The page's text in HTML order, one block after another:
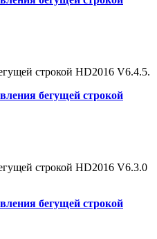
строкой HD2016 V6.4.5.
бегущей строкой
строкой HD2016 V6.3.0
бегущей строкой